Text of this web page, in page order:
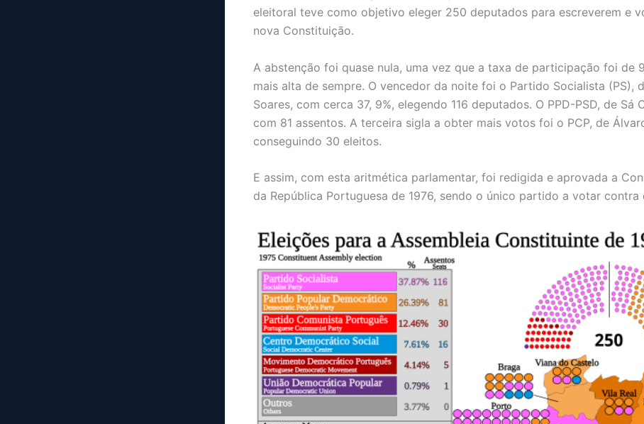
eleitoral teve como objetivo eleger 250 deputados para escreverem e
nova Constituição.
A abstenção foi quase nula, uma vez que a taxa de participação foi de
mais alta de sempre. O vencedor da noite foi o Partido Socialista (PS),
Soares, com cerca 37, 9%, elegendo 116 deputados. O PPD-PSD, de Sá
com 81 assentos. A terceira sigla a obter mais votos foi o PCP, de
conseguindo 30 eleitos.
E assim, com esta aritmética parlamentar, foi redigida e aprovada a
da República Portuguesa de 1976, sendo o único partido a votar contra